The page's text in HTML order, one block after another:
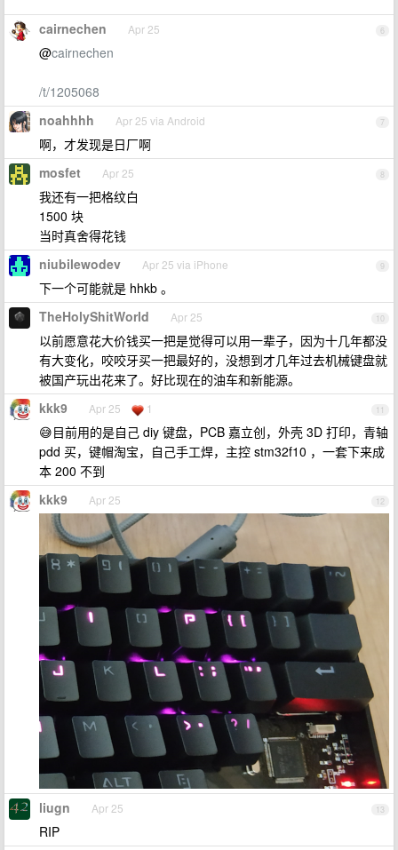
6
cairnechen Apr 25
@cairnechen
/t/1205068
7
noahhhh Apr 25 via Android
啊，才发现是日厂啊
8
mosfet Apr 25
我还有一把格纹白
1500 块
当时真舍得花钱
9
niubilewodev Apr 25 via iPhone
下一个可能就是 hhkb 。
10
TheHolyShitWorld Apr 25
以前愿意花大价钱买一把是觉得可以用一辈子，因为十几年都没
有大变化，咬咬牙买一把最好的，没想到才几年过去机械键盘就
被国产玩出花来了。好比现在的油车和新能源。
11
kkk9 Apr 25 1
😅目前用的是自己 diy 键盘，PCB 嘉立创，外壳 3D 打印，青轴
pdd 买，键帽淘宝，自己手工焊，主控 stm32f10 ，一套下来成
本 200 不到
12
kkk9 Apr 25
13
liugn Apr 25
RIP